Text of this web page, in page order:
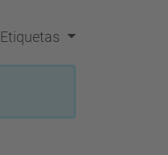
Etiquetas